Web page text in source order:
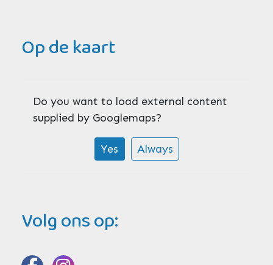
Op de kaart
Do you want to load external content
supplied by Googlemaps?
Yes Always
Volg ons op: